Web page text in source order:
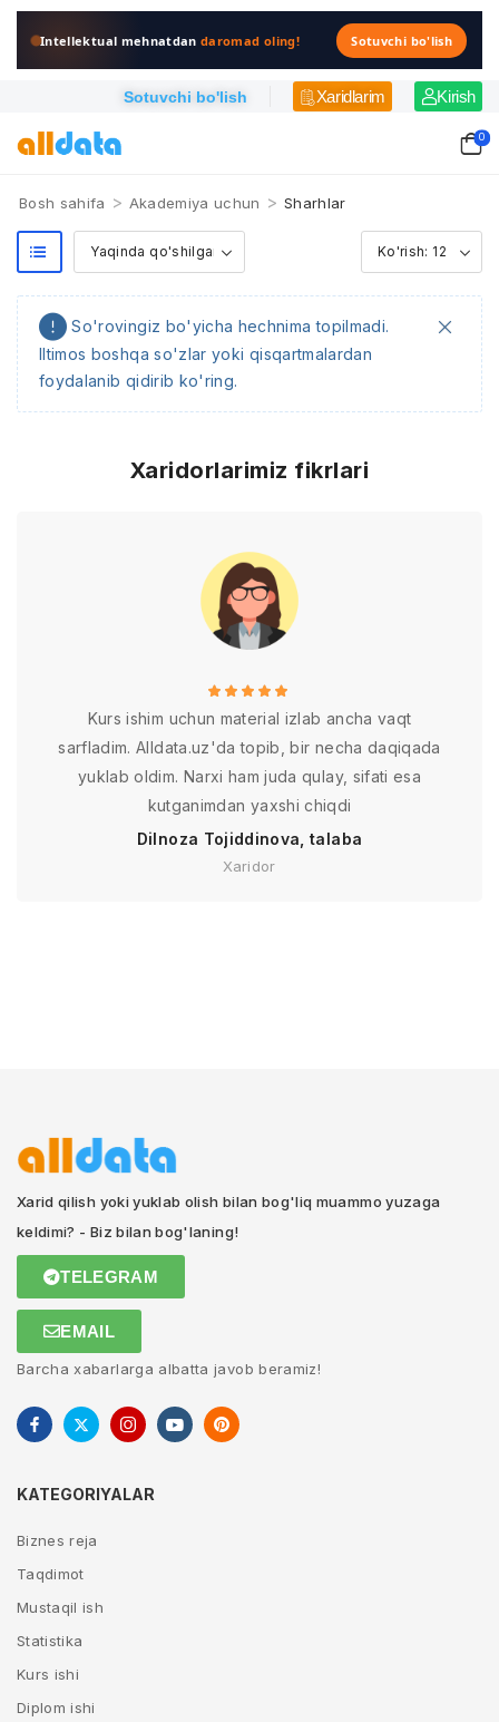
Intellektual mehnatdandaromad oling! Sotuvchi bo'lish
Sotuvchi bo'lish Xaridlarim Kirish
0
Bosh sahifa > Akademiya uchun > Sharhlar
So'rovingiz bo'yicha hechnima topilmadi.
Iltimos boshqa so'zlar yoki qisqartmalardan
foydalanib qidirib ko'ring.
Xaridorlarimiz fikrlari
Kurs ishim uchun material izlab ancha vaqt
sarfladim. Alldata.uz'da topib, bir necha daqiqada
yuklab oldim. Narxi ham juda qulay, sifati esa
kutganimdan yaxshi chiqdi
Dilnoza Tojiddinova, talaba
Xaridor
Xarid qilish yoki yuklab olish bilan bog'liq muammo yuzaga
keldimi? - Biz bilan bog'laning!
TELEGRAM
EMAIL
Barcha xabarlarga albatta javob beramiz!
KATEGORIYALAR
Biznes reja
Taqdimot
Mustaqil ish
Statistika
Kurs ishi
Diplom ishi